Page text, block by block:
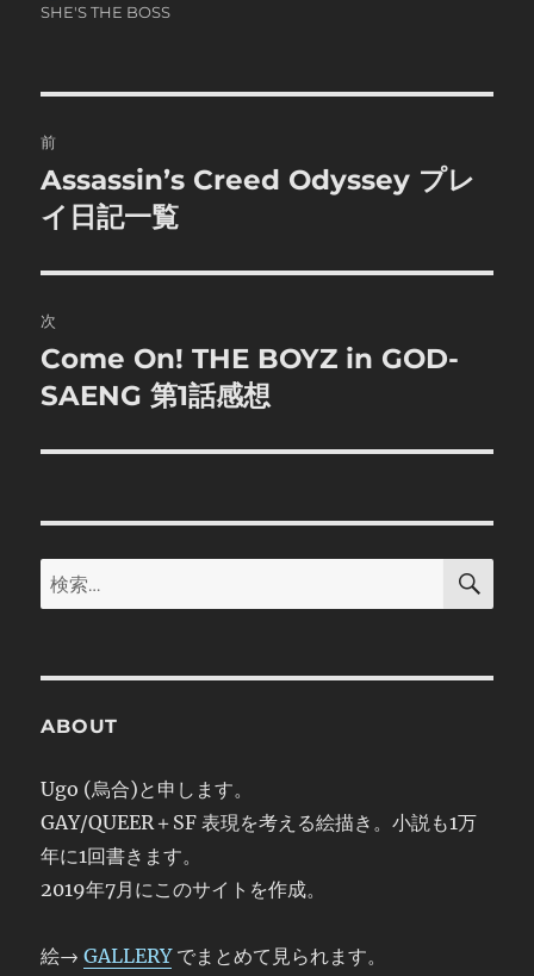
稿
稿
SHE'S THE BOSS
稿
ナ
ビ
ゲ
ー
ン
前
前
の
稿:
Assassin’s Creed Odyssey プレ
イ日記一覧
次
次
の
稿:
Come On! THE BOYZ in GOD-
SAENG 第1話感想
検
索:
検
ABOUT
Ugo (烏合)と申します。
GAY/QUEER＋SF 表現を考える絵描き。小説も1万
年に1回書きます。
2019年7月にこのサイトを作成。
絵→GALLERYでまとめて見られます。